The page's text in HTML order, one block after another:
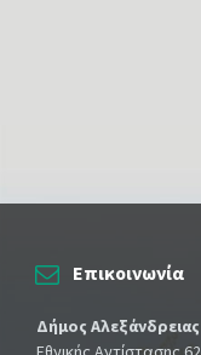
Επικοινωνία
Δήμος Αλεξάνδρειας